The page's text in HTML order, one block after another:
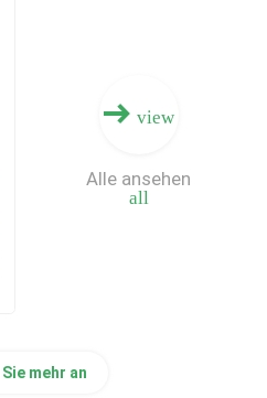
view
all
Alle ansehen
mehr an